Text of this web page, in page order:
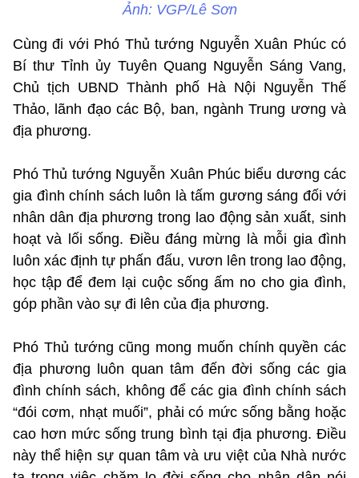
Ảnh: VGP/Lê Sơn
Cùng đi với Phó Thủ tướng Nguyễn Xuân Phúc có
Bí thư Tỉnh ủy Tuyên Quang Nguyễn Sáng Vang,
Chủ tịch UBND Thành phố Hà Nội Nguyễn Thế
Thảo, lãnh đạo các Bộ, ban, ngành Trung ương và
địa phương.
Phó Thủ tướng Nguyễn Xuân Phúc biểu dương các
gia đình chính sách luôn là tấm gương sáng đối với
nhân dân địa phương trong lao động sản xuất, sinh
hoạt và lối sống. Điều đáng mừng là mỗi gia đình
luôn xác định tự phấn đấu, vươn lên trong lao động,
học tập để đem lại cuộc sống ấm no cho gia đình,
góp phần vào sự đi lên của địa phương.
Phó Thủ tướng cũng mong muốn chính quyền các
địa phương luôn quan tâm đến đời sống các gia
đình chính sách, không để các gia đình chính sách
“đói cơm, nhạt muối”, phải có mức sống bằng hoặc
cao hơn mức sống trung bình tại địa phương. Điều
này thể hiện sự quan tâm và ưu việt của Nhà nước